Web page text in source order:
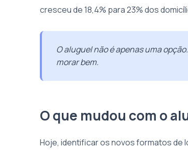
cresceu de 18,4% para 23% dos
O aluguel não é apenas uma
morar bem.
O que mudou com o
Hoje, identificar os novos formatos de